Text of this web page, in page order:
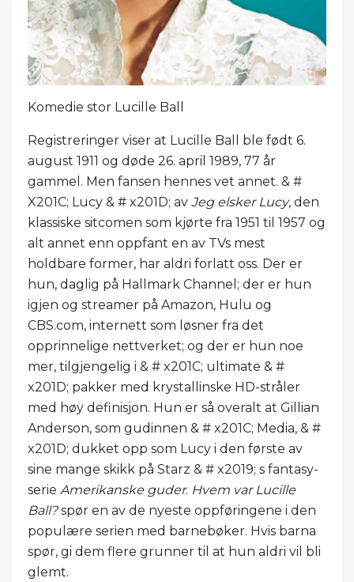
Komedie stor Lucille Ball
Registreringer viser at Lucille Ball ble født 6.
august 1911 og døde 26. april 1989, 77 år
gammel. Men fansen hennes vet annet. & #
X201C; Lucy & # x201D; av Jeg elsker Lucy, den
klassiske sitcomen som kjørte fra 1951 til 1957 og
alt annet enn oppfant en av TVs mest
holdbare former, har aldri forlatt oss. Der er
hun, daglig på Hallmark Channel; der er hun
igjen og streamer på Amazon, Hulu og
CBS.com, internett som løsner fra det
opprinnelige nettverket; og der er hun noe
mer, tilgjengelig i & # x201C; ultimate & #
x201D; pakker med krystallinske HD-stråler
med høy definisjon. Hun er så overalt at Gillian
Anderson, som gudinnen & # x201C; Media, & #
x201D; dukket opp som Lucy i den første av
sine mange skikk på Starz & # x2019; s fantasy-
serie Amerikanske guder. Hvem var Lucille
Ball?spør en av de nyeste oppføringene i den
populære serien med barnebøker. Hvis barna
spør, gi dem flere grunner til at hun aldri vil bli
glemt.